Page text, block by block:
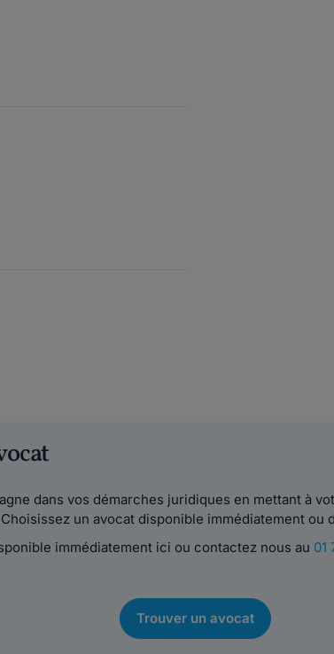
dans vos démarches juridiques en mettant à
un avocat disponible immédiatement ou
immédiatement ici ou contactez nous au 01
Trouver un avocat